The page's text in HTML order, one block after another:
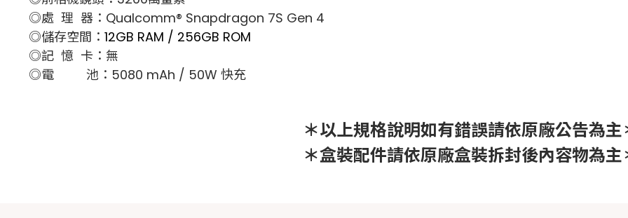
◎處 理 器：Qualcomm® Snapdragon 7S Gen 4
◎儲存空間： 12GB RAM / 256GB ROM
◎記 憶 卡：無
◎電 池：5080 mAh / 50W 快充
＊以上規格說明如有錯誤請依原廠公告為主
＊盒裝配件請依原廠盒裝拆封後內容物為主